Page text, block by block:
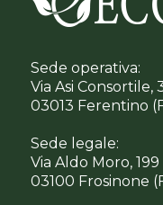
Sede operativa:
Via Asi Consortile,
03013 Ferentino
Sede legale:
Via Aldo Moro, 199
03100 Frosinone